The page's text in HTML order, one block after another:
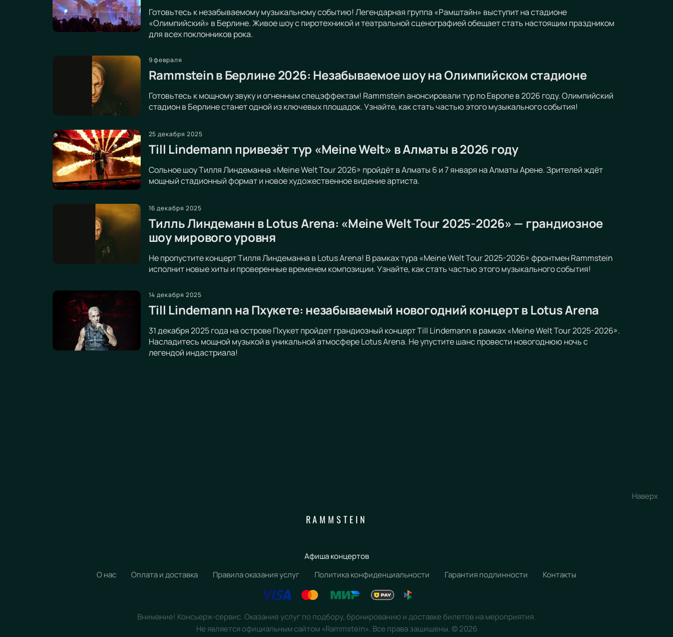
Готовьтесь к незабываемому музыкальному событию! Легендарная группа «Рамштайн» выступит на стадионе
«Олимпийский» в Берлине. Живое шоу с пиротехникой и театральной сценографией обещает стать настоящим праздником
для всех поклонников рока.
9 февраля
Rammstein в Берлине 2026: Незабываемое шоу на Олимпийском стадионе
Готовьтесь к мощному звуку и огненным спецэффектам! Rammstein анонсировали тур по Европе в 2026 году. Олимпийский
стадион в Берлине станет одной из ключевых площадок. Узнайте, как стать частью этого музыкального события!
25 декабря 2025
Till Lindemann привезёт тур «Meine Welt» в Алматы в 2026 году
Сольное шоу Тилля Линдеманна «Meine Welt Tour 2026» пройдёт в Алматы 6 и 7 января на Алматы Арене. Зрителей ждёт
мощный стадионный формат и новое художественное видение артиста.
16 декабря 2025
Тилль Линдеманн в Lotus Arena: «Meine Welt Tour 2025-2026» — грандиозное
шоу мирового уровня
Не пропустите концерт Тилля Линдеманна в Lotus Arena! В рамках тура «Meine Welt Tour 2025-2026» фронтмен Rammstein
исполнит новые хиты и проверенные временем композиции. Узнайте, как стать частью этого музыкального события!
14 декабря 2025
Till Lindemann на Пхукете: незабываемый новогодний концерт в Lotus Arena
31 декабря 2025 года на острове Пхукет пройдет грандиозный концерт Till Lindemann в рамках «Meine Welt Tour 2025-2026».
Насладитесь мощной музыкой в уникальной атмосфере Lotus Arena. Не упустите шанс провести новогоднюю ночь с
легендой индастриала!
Наверх
RAMMSTEIN
Афиша концертов
О нас
Оплата и доставка Правила оказания услуг Политика конфиденциальности Гарантия подлинности Контакты
Внимание! Консьерж-сервис. Оказание услуг по подбору, бронированию и доставке билетов на мероприятия.
Не является официальным сайтом «Rammstein». Все права защищены.©2026